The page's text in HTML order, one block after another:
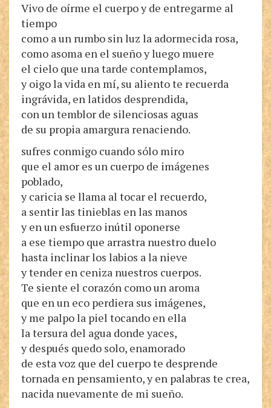
Vivo de oírme el cuerpo y de entregarme al
tiempo
como a un rumbo sin luz la adormecida rosa,
como asoma en el sueño y luego muere
el cielo que una tarde contemplamos,
y oigo la vida en mí, su aliento te recuerda
ingrávida, en latidos desprendida,
con un temblor de silenciosas aguas
de su propia amargura renaciendo.
sufres conmigo cuando sólo miro
que el amor es un cuerpo de imágenes
poblado,
y caricia se llama al tocar el recuerdo,
a sentir las tinieblas en las manos
y en un esfuerzo inútil oponerse
a ese tiempo que arrastra nuestro duelo
hasta inclinar los labios a la nieve
y tender en ceniza nuestros cuerpos.
Te siente el corazón como un aroma
que en un eco perdiera sus imágenes,
y me palpo la piel tocando en ella
la tersura del agua donde yaces,
y después quedo solo, enamorado
de esta voz que del cuerpo te desprende
tornada en pensamiento, y en palabras te crea,
nacida nuevamente de mi sueño.